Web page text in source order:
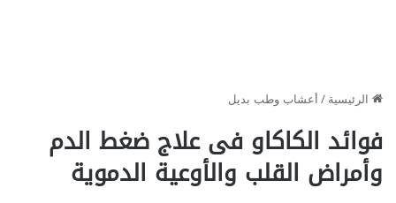
الرئيسية/أعشاب وطب بديل
فوائد الكاكاو فى علاج ضغط الدم
وأمراض القلب والأوعية الدموية